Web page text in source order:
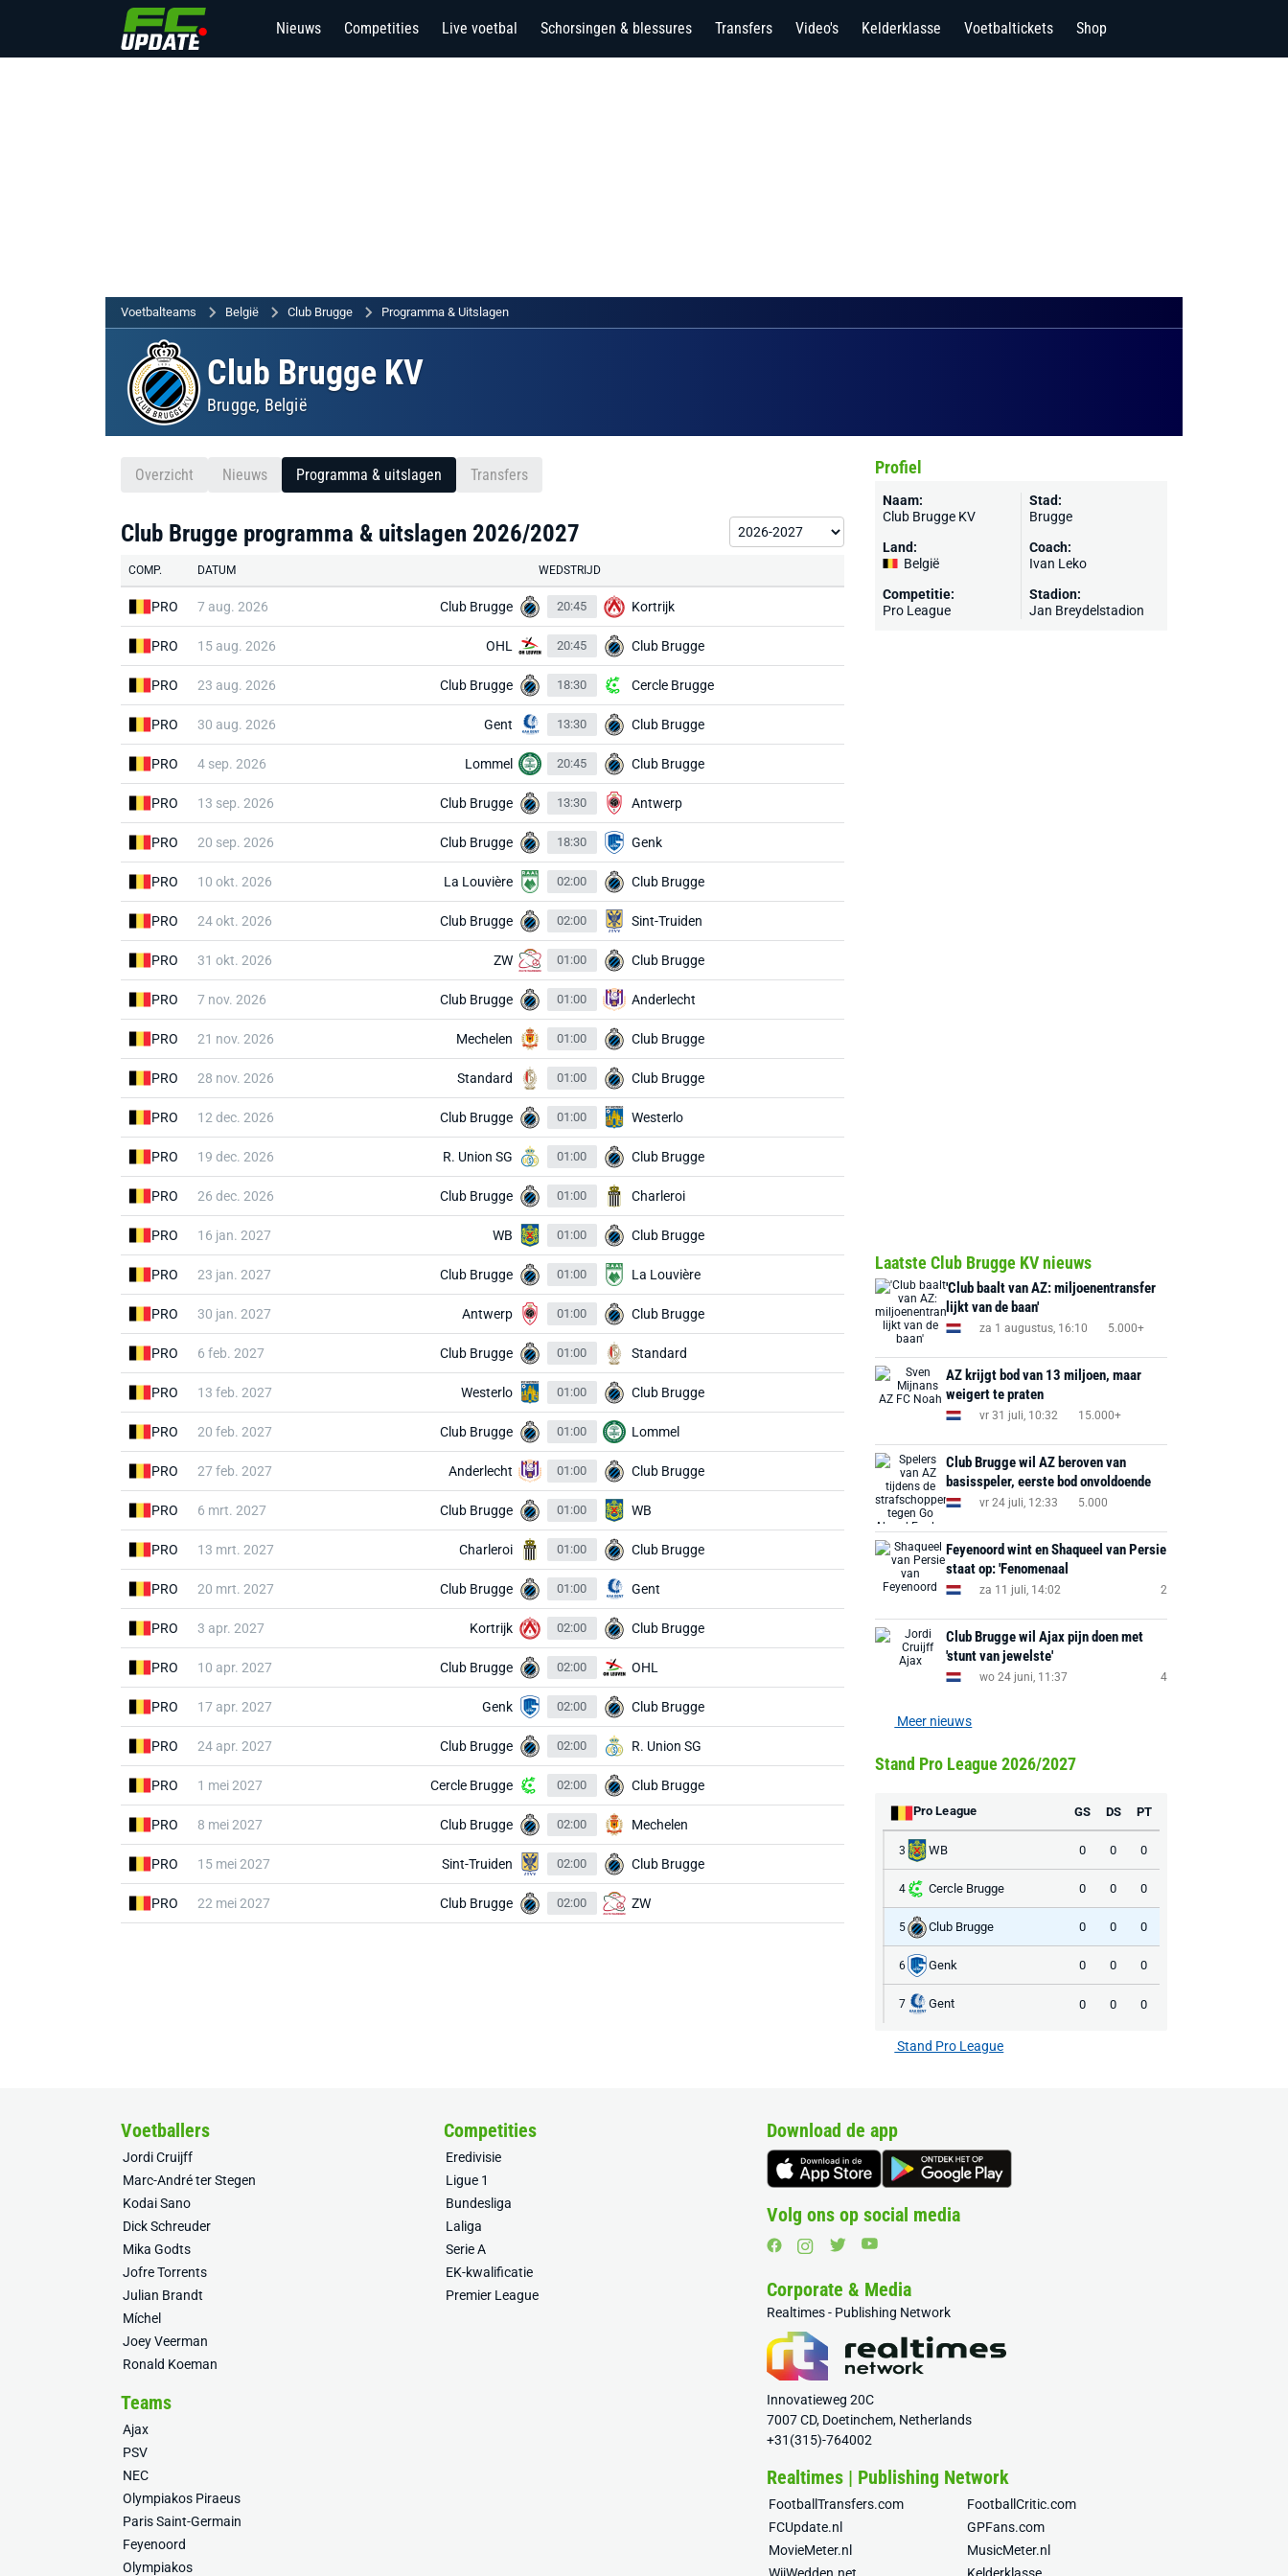
Nieuws Competities Live voetbal Schorsingen & blessures Transfers Video's Kelderklasse Voetbaltickets Shop
Voetbalteams België Club Brugge Programma & Uitslagen
Club Brugge KV
Brugge, België
Overzicht Nieuws Programma & uitslagen Transfers
Club Brugge programma & uitslagen 2026/2027
COMP. DATUM WEDSTRIJD
PRO 7 aug. 2026 Club Brugge 20:45 Kortrijk
PRO 15 aug. 2026 OHL 20:45 Club Brugge
PRO 23 aug. 2026 Club Brugge 18:30 Cercle Brugge
PRO 30 aug. 2026 Gent 13:30 Club Brugge
PRO 4 sep. 2026 Lommel 20:45 Club Brugge
PRO 13 sep. 2026 Club Brugge 13:30 Antwerp
PRO 20 sep. 2026 Club Brugge 18:30 Genk
PRO 10 okt. 2026 La Louvière 02:00 Club Brugge
PRO 24 okt. 2026 Club Brugge 02:00 Sint-Truiden
PRO 31 okt. 2026 ZW 01:00 Club Brugge
PRO 7 nov. 2026 Club Brugge 01:00 Anderlecht
PRO 21 nov. 2026 Mechelen 01:00 Club Brugge
PRO 28 nov. 2026 Standard 01:00 Club Brugge
PRO 12 dec. 2026 Club Brugge 01:00 Westerlo
PRO 19 dec. 2026 R. Union SG 01:00 Club Brugge
PRO 26 dec. 2026 Club Brugge 01:00 Charleroi
PRO 16 jan. 2027 WB 01:00 Club Brugge
PRO 23 jan. 2027 Club Brugge 01:00 La Louvière
PRO 30 jan. 2027 Antwerp 01:00 Club Brugge
PRO 6 feb. 2027 Club Brugge 01:00 Standard
PRO 13 feb. 2027 Westerlo 01:00 Club Brugge
PRO 20 feb. 2027 Club Brugge 01:00 Lommel
PRO 27 feb. 2027 Anderlecht 01:00 Club Brugge
PRO 6 mrt. 2027 Club Brugge 01:00 WB
PRO 13 mrt. 2027 Charleroi 01:00 Club Brugge
PRO 20 mrt. 2027 Club Brugge 01:00 Gent
PRO 3 apr. 2027 Kortrijk 02:00 Club Brugge
PRO 10 apr. 2027 Club Brugge 02:00 OHL
PRO 17 apr. 2027 Genk 02:00 Club Brugge
PRO 24 apr. 2027 Club Brugge 02:00 R. Union SG
PRO 1 mei 2027 Cercle Brugge 02:00 Club Brugge
PRO 8 mei 2027 Club Brugge 02:00 Mechelen
PRO 15 mei 2027 Sint-Truiden 02:00 Club Brugge
PRO 22 mei 2027 Club Brugge 02:00 ZW
Profiel
Naam:
Club Brugge KV
Land:
België
Competitie:
Pro League
Stad:
Brugge
Coach:
Ivan Leko
Stadion:
Jan Breydelstadion
Laatste Club Brugge KV nieuws
'Club baalt van AZ: miljoenentransfer
lijkt van de baan'
za 1 augustus, 16:10 5.000+
AZ krijgt bod van 13 miljoen, maar
weigert te praten
vr 31 juli, 10:32 15.000+
Club Brugge wil AZ beroven van
basisspeler, eerste bod onvoldoende
vr 24 juli, 12:33 5.000
Feyenoord wint en Shaqueel van Persie
staat op: 'Fenomenaal
za 11 juli, 14:02 2
Club Brugge wil Ajax pijn doen met
'stunt van jewelste'
wo 24 juni, 11:37 4
Meer nieuws
Stand Pro League 2026/2027
Pro League GS DS PT
3 WB 0 0 0
4 Cercle Brugge 0 0 0
5 Club Brugge 0 0 0
6 Genk 0 0 0
7 Gent 0 0 0
Stand Pro League
Voetballers
Jordi Cruijff
Marc-André ter Stegen
Kodai Sano
Dick Schreuder
Mika Godts
Jofre Torrents
Julian Brandt
Míchel
Joey Veerman
Ronald Koeman
Competities
Eredivisie
Ligue 1
Bundesliga
Laliga
Serie A
EK-kwalificatie
Premier League
Teams
Ajax
PSV
NEC
Olympiakos Piraeus
Paris Saint-Germain
Feyenoord
Olympiakos
Download de app
Volg ons op social media
Corporate & Media
Realtimes - Publishing Network
Innovatieweg 20C
7007 CD, Doetinchem, Netherlands
+31(315)-764002
Realtimes | Publishing Network
FootballTransfers.com
FootballCritic.com
FCUpdate.nl
GPFans.com
MovieMeter.nl
MusicMeter.nl